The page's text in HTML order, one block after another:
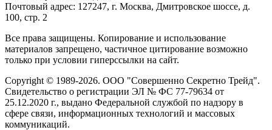
Почтовый адрес: 127247, г. Москва, Дмитровское шоссе, д.
100, стр. 2
Все права защищены. Копирование и использование
материалов запрещено, частичное цитирование возможно
только при условии гиперссылки на сайт.
Copyright © 1989-2026. ООО "Совершенно Секретно Трейд".
Свидетельство о регистрации ЭЛ № ФС 77-79634 от
25.12.2020 г., выдано Федеральной службой по надзору в
сфере связи, информационных технологий и массовых
коммуникаций.